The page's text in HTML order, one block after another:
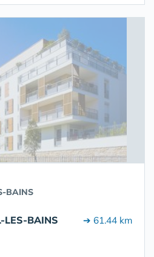
BAINS
LES-BAINS ➔ 61.44 km